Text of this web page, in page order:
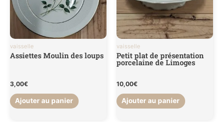
vaisselle
Assiettes Moulin des loups
3,00€
Ajouter au panier
vaisselle
Petit plat de présentation
porcelaine de Limoges
10,00€
Ajouter au panier